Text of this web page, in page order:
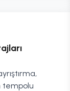
tempolu